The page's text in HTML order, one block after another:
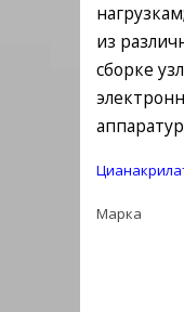
из
сборке
Марка